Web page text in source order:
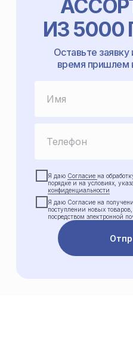
ИЗ
Оставьте
время пришлем
Я даю Согласие на
порядке и на условиях,
конфиденциальности
Я даю Cогласие на
поступлении новых
посредством электронной